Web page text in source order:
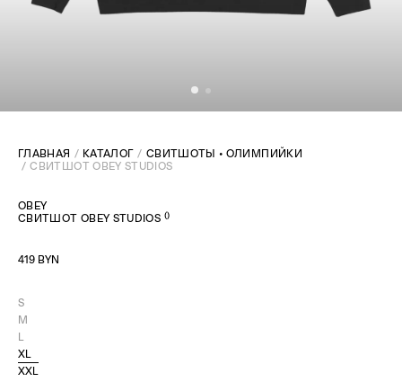
ГЛАВНАЯ КАТАЛОГ
СВИТШОТЫ • ОЛИМПИЙКИ
СВИТШОТ OBEY STUDIOS
OBEY
СВИТШОТ OBEY STUDIOS ()
419 BYN
S
M
XL
XXL